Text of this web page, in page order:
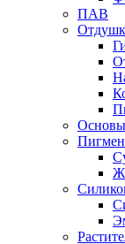
ПАВ
Основы